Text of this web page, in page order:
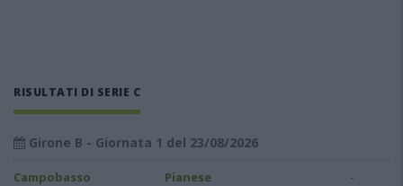
RISULTATI DI SERIE C
Girone B - Giornata 1 del 23/08/2026
Campobasso Pianese -